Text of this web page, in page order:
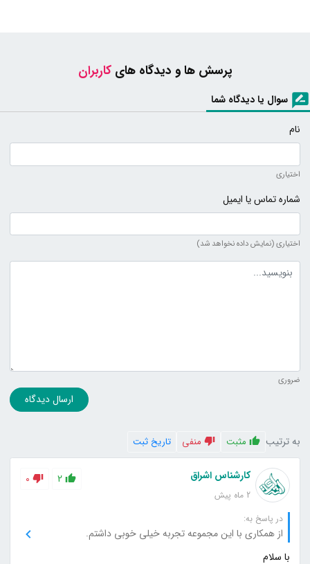
پرسش ها و دیدگاه هایکاربران
سوال یا دیدگاه شما
نام
اختیاری
شماره تماس یا ایمیل
اختیاری (نمایش داده نخواهد شد)
متن دیدگاه
ضروری
ارسال دیدگاه
به ترتیب مثبت منفی تاریخ ثبت
کارشناس اشراق
2 ماه پیش
2
0
در پاسخ به:
از همکاری با این مجموعه تجربه خیلی خوبی داشتم.